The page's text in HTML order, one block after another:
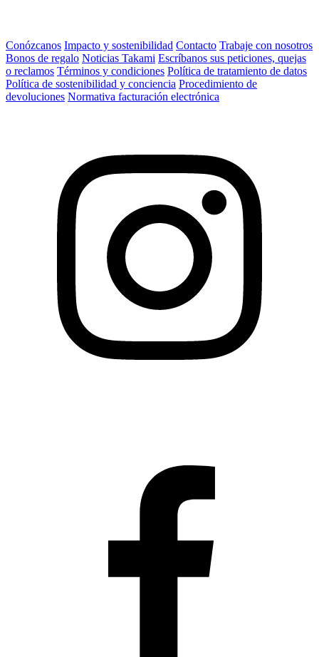
Conózcanos Impacto y sostenibilidad Contacto Trabaje con nosotros
Bonos de regalo Noticias Takami Escríbanos sus peticiones, quejas
o reclamos Términos y condiciones Política de tratamiento de datos
Política de sostenibilidad y conciencia Procedimiento de
devoluciones Normativa facturación electrónica